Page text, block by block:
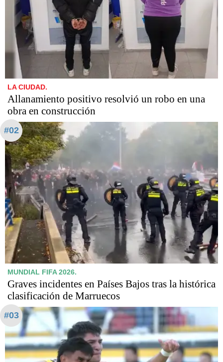
LA CIUDAD.
Allanamiento positivo resolvió un robo en una
obra en construcción
#02
MUNDIAL FIFA 2026.
Graves incidentes en Países Bajos tras la histórica
clasificación de Marruecos
#03